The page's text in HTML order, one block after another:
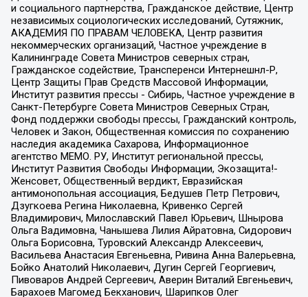
и социального партнерства, Гражданское действие, Центр
независимых социологических исследований, Сутяжник,
АКАДЕМИЯ ПО ПРАВАМ ЧЕЛОВЕКА, Центр развития
некоммерческих организаций, Частное учреждение в
Калининграде Совета Министров северных стран,
Гражданское содействие, Трансперенси Интернешнл-Р,
Центр Защиты Прав Средств Массовой Информации,
Институт развития прессы - Сибирь, Частное учреждение в
Санкт-Петербурге Совета Министров Северных Стран,
Фонд поддержки свободы прессы, Гражданский контроль,
Человек и Закон, Общественная комиссия по сохранению
наследия академика Сахарова, Информационное
агентство МЕМО. РУ, Институт региональной прессы,
Институт Развития Свободы Информации, Экозащита!-
Женсовет, Общественный вердикт, Евразийская
антимонопольная ассоциация, Бедушев Петр Петрович,
Дзугкоева Регина Николаевна, Кривенко Сергей
Владимирович, Милославский Павел Юрьевич, Шнырова
Ольга Вадимовна, Чанышева Лилия Айратовна, Сидорович
Ольга Борисовна, Туровский Александр Алексеевич,
Васильева Анастасия Евгеньевна, Ривина Анна Валерьевна,
Бойко Анатолий Николаевич, Дугин Сергей Георгиевич,
Пивоваров Андрей Сергеевич, Аверин Виталий Евгеньевич,
Барахоев Магомед Бекханович, Шарипков Олег